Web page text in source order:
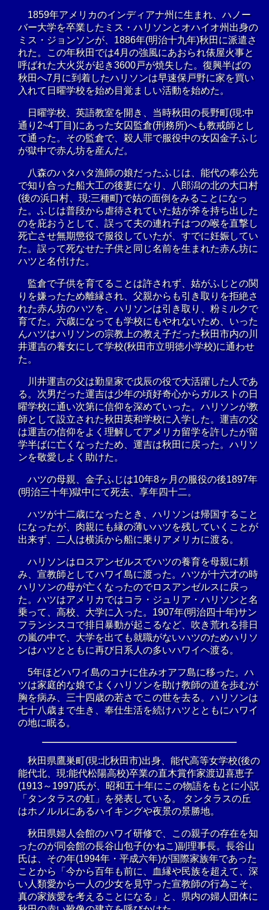
1859年アメリカのインディアナ州に生まれ、ハノー
バー大学を卒業したミス・ハリソンとオハイオ州出身の
ミス・ジョンソンが、1886年(明治十九年)秋田に派遣さ
れた。この年秋田では4月の強風にあおられ俵屋火事と
呼ばれた大火災が起き3600戸が焼失した。復興半ばの
秋田へ7月に到着したハリソンは早速保戸野に家を買い
入れて日曜学校を始め目覚ましい活動を始めた。
日曜学校、英語教室を開き、当時秋田の長野町(現:中
通り2~4丁目)にあった女囚監倉(刑務所)へも教戒師とし
て通った。その監倉で、殺人罪で服役中の女囚金子ふじ
が獄中で赤ん坊を産んだ。
八森のハタハタ漁師の娘だったふじは、能代の奉公先
で知り合った船大工の後妻になり、八郎潟の北の大口村
(後の浜口村、現:三種町)で姑の面倒をみることになっ
た。ふじは普段から虐待されていた姑が斧を持ち出した
のを庇おうとして、誤って夫の連れ子はつの喉を直撃し
死亡させ無期懲役で服役していたが、すでに妊娠してい
た。誤って死なせた子供と同じ名前を生まれた赤ん坊に
ハツと名付けた。
監倉で子供を育てることは許されず、姑がふじとの関
りを嫌ったため離縁され、父親からも引き取りを拒絶さ
れた赤ん坊のハツを、ハリソンは引き取り、粉ミルクで
育てた。六歳になっても学校にもやれないため、いった
んハツはハリソンの宗教上の教え子だった秋田市内の川
井運吉の養女にして学校(秋田市立明徳小学校)に通わせ
た。
川井運吉の父は勤皇家で戊辰の役で大活躍した人であ
る。次男だった運吉は少年の頃好奇心からガルストの日
曜学校に通い次第に信仰を深めていった。ハリソンが教
師として設立された秋田英和学校に入学した。運吉の父
は運吉の信仰をよく理解してアメリカ留学を許したが留
学半ばに亡くなったため、運吉は秋田に戻った。ハリソ
ンを敬愛しよく助けた。
ハツの母親、金子ふじは10年8ヶ月の服役の後1897年
(明治三十年)獄中にて死去、享年四十二。
ハツが十二歳になったとき、ハリソンは帰国すること
になったが、肉親にも縁の薄いハツを残していくことが
出来ず、二人は横浜から船に乗りアメリカに渡る。
ハリソンはロスアンゼルスでハツの養育を母親に頼
み、宣教師としてハワイ島に渡った。ハツが十六才の時
ハリソンの母が亡くなったのでロスアンゼルスに戻っ
た。ハツはアメリカではコラ・ジュリア・ハリソンと名
乗って、高校、大学に入った。1907年(明治四十年)サン
フランシスコで排日暴動が起こるなど、吹き荒れる排日
の嵐の中で、大学を出ても就職がないハツのためハリソ
ンはハツとともに再び日系人の多いハワイヘ渡る。
5年ほどハワイ島のコナに住みオアフ島に移った。ハ
ツは家庭的な娘でよくハリソンを助け教師の道を歩むが
胸を病み、三十四歳の若さでこの世を去る。ハリソンは
七十八歳まで生き、奉仕生活を続けハツとともにハワイ
の地に眠る。
秋田県鷹巣町(現:北秋田市)出身、能代高等女学校(後の
能代北、現:能代松陽高校)卒業の直木賞作家渡辺喜恵子
(1913～1997)氏が、昭和五十年にこの物語をもとに小説
「タンタラスの虹」を発表している。 タンタラスの丘
はホノルルにあるハイキングや夜景の景勝地。
秋田県婦人会館のハワイ研修で、この親子の存在を知
ったのが同会館の長谷山包子(かねこ)副理事長。長谷山
氏は、その年(1994年・平成六年)が国際家族年であった
ことから「今から百年も前に、血縁や民族を超えて、深
い人類愛から一人の少女を見守った宣教師の行為こそ、
真の家族愛を考えることになる」と、県内の婦人団体に